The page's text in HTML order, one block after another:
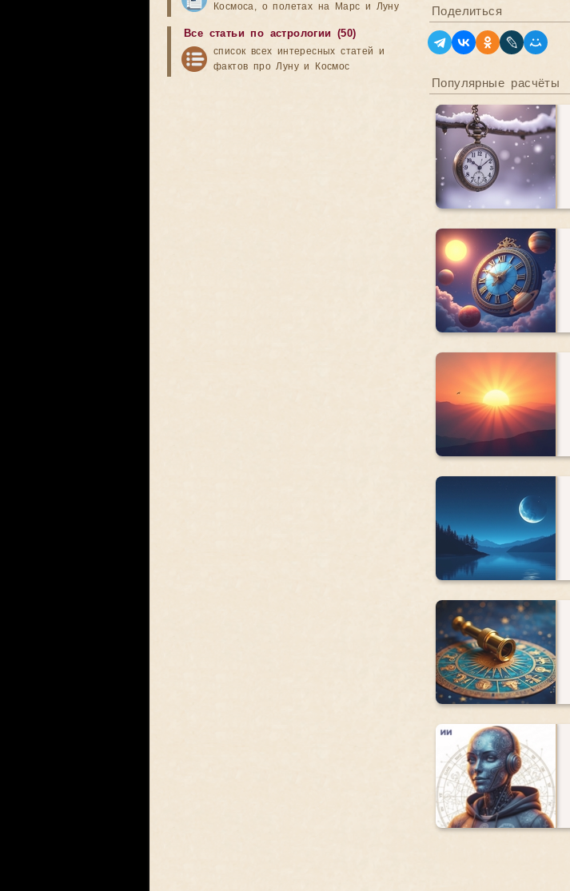
Поделиться
Популярные расчёты
Космоса, о полетах на Марс и Луну
Все статьи по астрологии (50)
список всех интересных статей и
фактов про Луну и Космос